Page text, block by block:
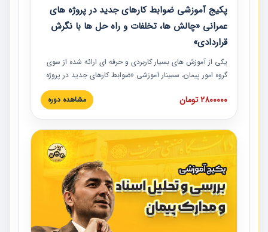
پکیج آموزشی ضوابط کارهای جدید در پروژه های
عمرانی «چالش ها، تخلفات و راه حل ها با نگرش
قراردادی»
یکی از آموزش‏‏‏‏‏‏ های بسیار کاربردی و حرفه‏ ای ارائه شده از سوی
گروه امور پیمان، سمینار آموزشی «ضوابط کارهای جدید در پروژه
های عمرانی» چالش ها، تخلفات و راه حل ها با نگرش قراردادی
است که در محل سندیکای شرکت های ساختمانی کشور ارائه شد.
مدارک پیمان به همراه تجربیات عملی ارائه شده است.
2800000 تومان مشاهده دوره